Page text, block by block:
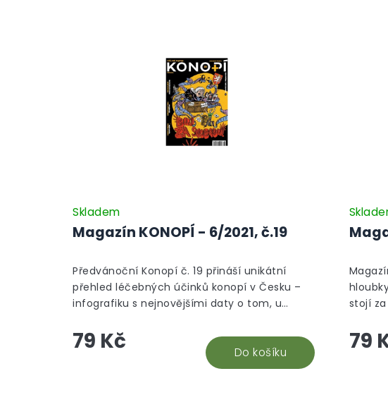
Magazín KONOPÍ - 6/2021, č.19
Skladem
79 Kč Do košíku
Předvánoční Konopí č. 19 přináší unikátní
přehled léčebných účinků konopí v Česku –
infografiku s nejnovějšími daty o tom, u
Číslo dále odhaluje fascinující historii CBD
odrůd, představuje farmaceuticky podloženou
výrobu tinktury zvané Zelený drak a otevírá
79
stojí